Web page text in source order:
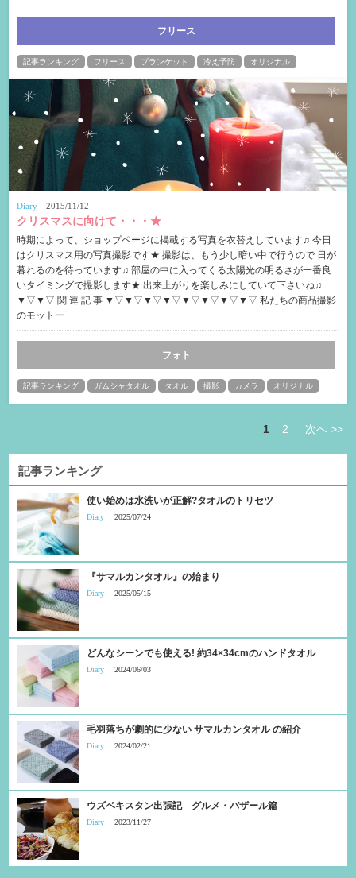
フリース
記事ランキング フリース ブランケット 冷え予防 オリジナル
Diary 2015/11/12
クリスマスに向けて・・・★
時期によって、ショップページに掲載する写真を衣替えしています♫ 今日
はクリスマス用の写真撮影です★ 撮影は、もう少し暗い中で行うので 日が
暮れるのを待っています♫ 部屋の中に入ってくる太陽光の明るさが一番良
いタイミングで撮影します★ 出来上がりを楽しみにしていて下さいね♫
▼▽▼▽ 関 連 記 事 ▼▽▼▽▼▽▼▽▼▽▼▽▼▽▼▽ 私たちの商品撮影
のモットー
フォト
記事ランキング ガムシャタオル タオル 撮影 カメラ オリジナル
1 2 次へ >>
記事ランキング
使い始めは水洗いが正解?タオルのトリセツ
Diary 2025/07/24
『サマルカンタオル』の始まり
Diary 2025/05/15
どんなシーンでも使える! 約34×34cmのハンドタオル
Diary 2024/06/03
毛羽落ちが劇的に少ない サマルカンタオル の紹介
Diary 2024/02/21
ウズベキスタン出張記 グルメ・バザール篇
Diary 2023/11/27